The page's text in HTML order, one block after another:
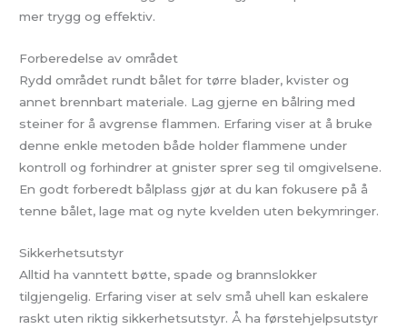
mer trygg og effektiv.
Forberedelse av området
Rydd området rundt bålet for tørre blader, kvister og
annet brennbart materiale. Lag gjerne en bålring med
steiner for å avgrense flammen. Erfaring viser at å bruke
denne enkle metoden både holder flammene under
kontroll og forhindrer at gnister sprer seg til omgivelsene.
En godt forberedt bålplass gjør at du kan fokusere på å
tenne bålet, lage mat og nyte kvelden uten bekymringer.
Sikkerhetsutstyr
Alltid ha vanntett bøtte, spade og brannslokker
tilgjengelig. Erfaring viser at selv små uhell kan eskalere
raskt uten riktig sikkerhetsutstyr. Å ha førstehjelpsutstyr